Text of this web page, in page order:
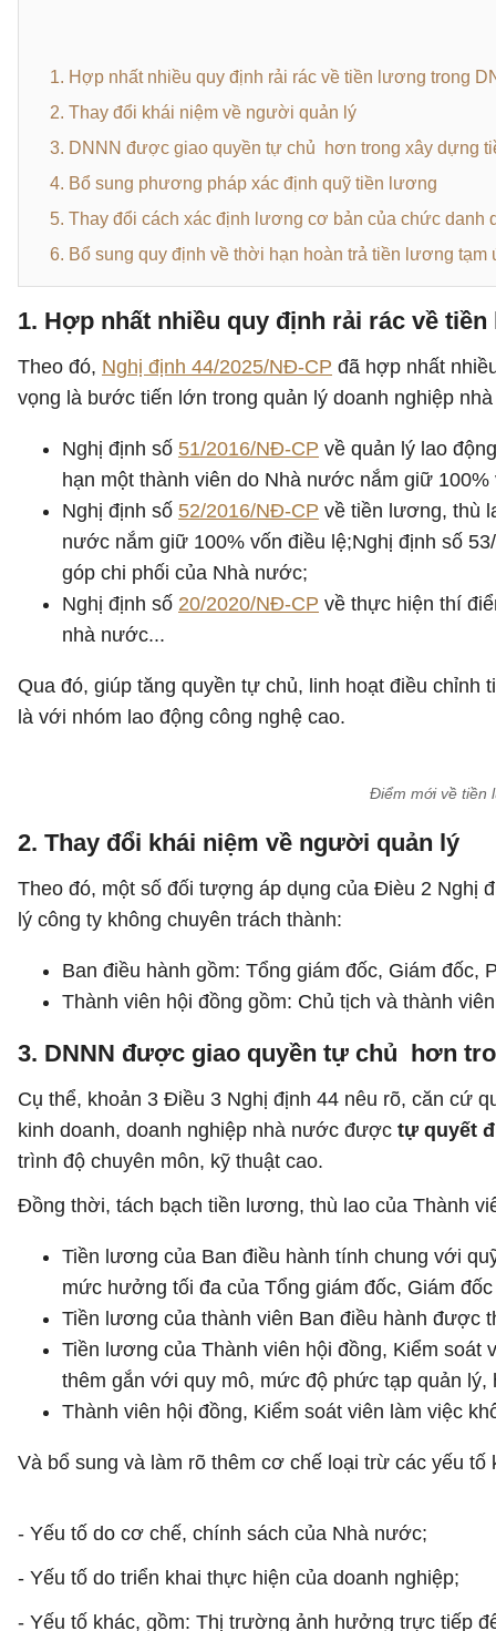
1. Hợp nhất nhiều quy định rải rác về tiền lương trong
2. Thay đổi khái niệm về người quản lý
3. DNNN được giao quyền tự chủ hơn trong xây dựng
4. Bổ sung phương pháp xác định quỹ tiền lương
5. Thay đổi cách xác định lương cơ bản của chức danh
6. Bổ sung quy định về thời hạn hoàn trả tiền lương
1. Hợp nhất nhiều quy định rải rác về
Theo đó, Nghị định 44/2025/NĐ-CP đã hợp nhất
vọng là bước tiến lớn trong quản lý doanh nghiệp
Nghị định số 51/2016/NĐ-CP về quản lý lao
hạn một thành viên do Nhà nước nắm giữ 100%
Nghị định số 52/2016/NĐ-CP về tiền lương, thù
nước nắm giữ 100% vốn điều lệ;Nghị định số
góp chi phối của Nhà nước;
Nghị định số 20/2020/NĐ-CP về thực hiện thí
nhà nước...
Qua đó, giúp tăng quyền tự chủ, linh hoạt điều
là với nhóm lao động công nghệ cao.
Điểm mới về tiền
2. Thay đổi khái niệm về người quản lý
Theo đó, một số đối tượng áp dụng của Đièu 2 Nghị
lý công ty không chuyên trách thành:
Ban điều hành gồm: Tổng giám đốc, Giám đốc,
Thành viên hội đồng gồm: Chủ tịch và thành
3. DNNN được giao quyền tự chủ hơn
Cụ thể, khoản 3 Điều 3 Nghị định 44 nêu rõ, căn cứ
kinh doanh, doanh nghiệp nhà nước được tự quyết
trình độ chuyên môn, kỹ thuật cao.
Đồng thời, tách bạch tiền lương, thù lao của Thành
Tiền lương của Ban điều hành tính chung với
mức hưởng tối đa của Tổng giám đốc, Giám
Tiền lương của thành viên Ban điều hành được
Tiền lương của Thành viên hội đồng, Kiểm
thêm gắn với quy mô, mức độ phức tạp quản
Thành viên hội đồng, Kiểm soát viên làm việc
Và bổ sung và làm rõ thêm cơ chế loại trừ các yếu
- Yếu tố do cơ chế, chính sách của Nhà nước;
- Yếu tố do triển khai thực hiện của doanh nghiệp;
- Yếu tố khác, gồm: Thị trường ảnh hưởng trực tiếp